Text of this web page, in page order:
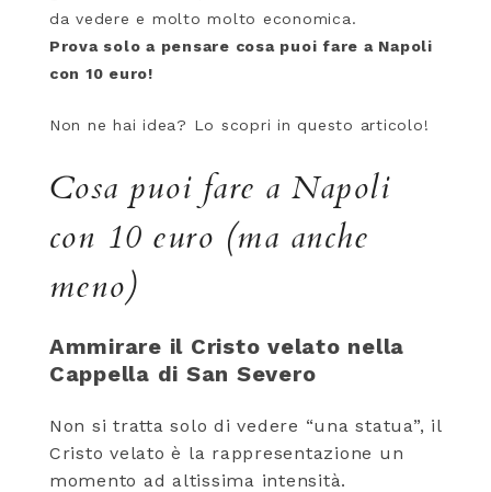
da vedere e molto molto economica.
Prova solo a pensare cosa puoi fare a Napoli
con 10 euro!
Non ne hai idea? Lo scopri in questo articolo!
Cosa puoi fare a Napoli
con 10 euro (ma anche
meno)
Ammirare il Cristo velato nella
Cappella di San Severo
Non si tratta solo di vedere “una statua”, il
Cristo velato è la rappresentazione un
momento ad altissima intensità.